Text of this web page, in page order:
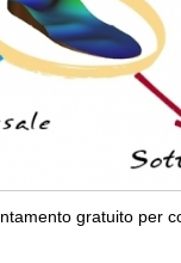
gratuito per